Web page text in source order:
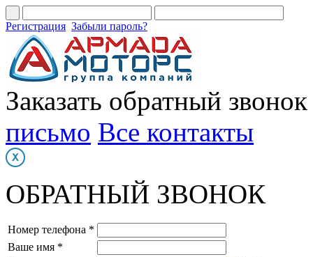
Регистрация Забыли пароль?
Заказать обратный звонок
письмо Все контакты
ОБРАТНЫЙ ЗВОНОК
Номер телефона *
Ваше имя *